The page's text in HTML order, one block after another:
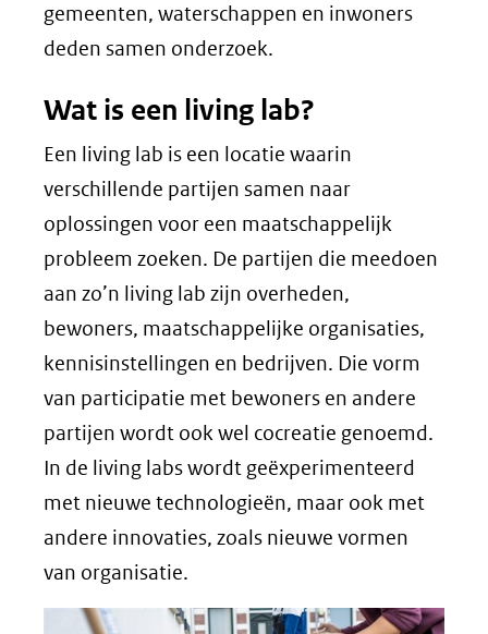
gemeenten, waterschappen en inwoners
deden samen onderzoek.
Wat is een living lab?
Een living lab is een locatie waarin
verschillende partijen samen naar
oplossingen voor een maatschappelijk
probleem zoeken. De partijen die meedoen
aan zo’n living lab zijn overheden,
bewoners, maatschappelijke organisaties,
kennisinstellingen en bedrijven. Die vorm
van participatie met bewoners en andere
partijen wordt ook wel cocreatie genoemd.
In de living labs wordt geëxperimenteerd
met nieuwe technologieën, maar ook met
andere innovaties, zoals nieuwe vormen
van organisatie.